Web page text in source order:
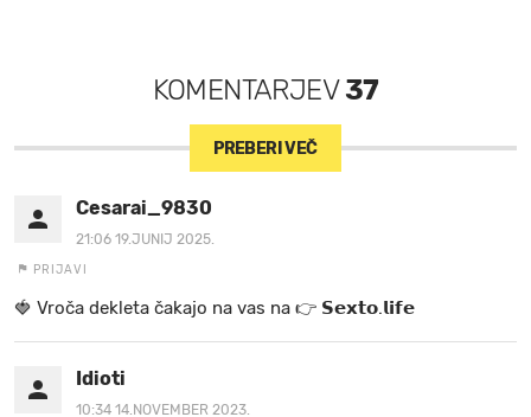
KOMENTARJEV37
PREBERI VEČ
Cesarai_9830
21:06 19.JUNIJ 2025.
PRIJAVI
🍓 V r o č a d e k l e t a ča k a jo na va s n a 👉 𝗦𝗲𝘅𝘁𝗼.𝗹𝗶𝗳𝗲
Idioti
10:34 14.NOVEMBER 2023.